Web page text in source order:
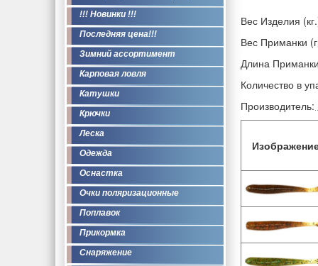
!!! Новинки !!!
Последняя цена!!!
Зимний ассортимент
Карповая ловля
Катушки
Крючки
Леска
Одежда
Оснастка
Очки поляризационные
Поплавок
Прикормка
Снаряжение
Вес Изделия
Вес Приманки
Длина
Количество в
Производитель: